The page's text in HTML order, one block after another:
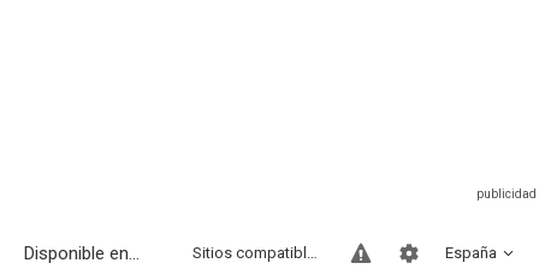
Disponible en... España
Sitios compatibles